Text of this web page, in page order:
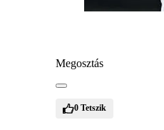
Megosztás
0 Tetszik